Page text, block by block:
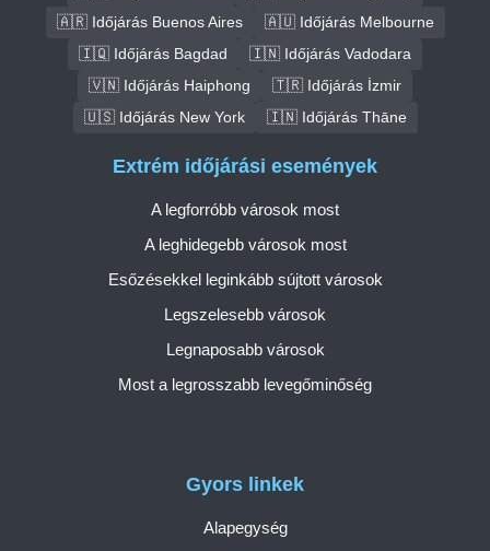
🇦🇷 Időjárás Buenos Aires
🇦🇺 Időjárás Melbourne
🇮🇶 Időjárás Bagdad
🇮🇳 Időjárás Vadodara
🇻🇳 Időjárás Haiphong
🇹🇷 Időjárás İzmir
🇺🇸 Időjárás New York
🇮🇳 Időjárás Thāne
Gyors linkek
Alapegység
Extrém időjárási események
A legforróbb városok most
A leghidegebb városok most
Esőzésekkel leginkább sújtott városok
Legszelesebb városok
Legnaposabb városok
Most a legrosszabb levegőminőség